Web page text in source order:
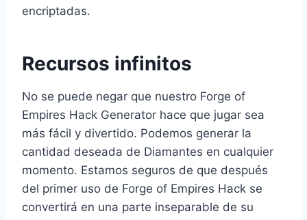
encriptadas.
Recursos infinitos
No se puede negar que nuestro Forge of
Empires Hack Generator hace que jugar sea
más fácil y divertido. Podemos generar la
cantidad deseada de Diamantes en cualquier
momento. Estamos seguros de que después
del primer uso de Forge of Empires Hack se
convertirá en una parte inseparable de su